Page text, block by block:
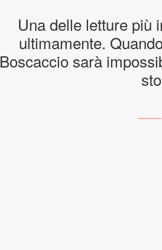
Una delle letture più
ultimamente.
Boscaccio sarà